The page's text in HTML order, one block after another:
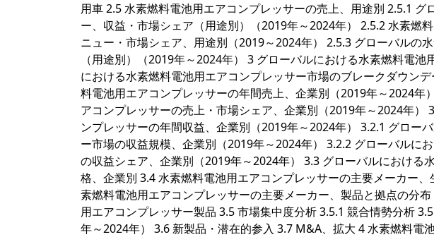
用車 2.5 水素燃料電池用エアコンプレッサーの売上、用途別 2.5.1
ー、収益・市場シェア（用途別）（2019年～2024年） 2.5.2 水素燃
ニュー・市場シェア、用途別（2019～2024年） 2.5.3 グローバルの
（用途別）（2019年～2024年） 3 グローバルにおける水素燃料電
における水素燃料電池用エアコンプレッサー市場のブレークダウン
料電池用エアコンプレッサーの年間売上、企業別（2019年～2024年
アコンプレッサーの売上・市場シェア、企業別（2019年～2024年）
ンプレッサーの年間収益、企業別（2019年～2024年） 3.2.1 グロー
ー市場の収益規模、企業別（2019年～2024年） 3.2.2 グローバルに
の収益シェア、企業別（2019年～2024年） 3.3 グローバルにおける
格、企業別 3.4 水素燃料電池用エアコンプレッサーの主要メーカー
素燃料電池用エアコンプレッサーの主要メーカー、製品と拠点の分
用エアコンプレッサー製品 3.5 市場集中度分析 3.5.1 競合情勢分析
年～2024年） 3.6 新製品・潜在的参入 3.7 M&A、拡大 4 水素燃料電